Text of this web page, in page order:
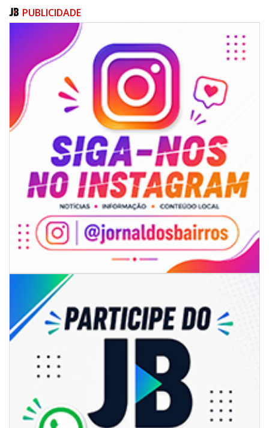
06/08/2026 | 18:18
Programa de IST/Aids e Hepatites Virais faz testagem rápida em frente
ao CIS
GERAL
PUBLICIDADE